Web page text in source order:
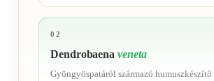
02
Dendrobaenaveneta
Gyöngyöspatáról származó